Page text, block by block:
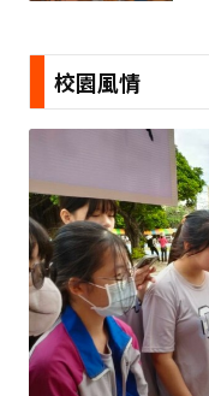
校園風情